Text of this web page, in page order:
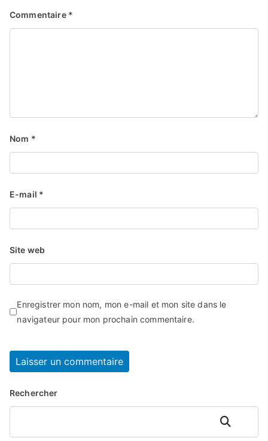
Commentaire *
Nom *
E-mail *
Site web
Enregistrer mon nom, mon e-mail et mon site dans le
navigateur pour mon prochain commentaire.
Rechercher
Rechercher